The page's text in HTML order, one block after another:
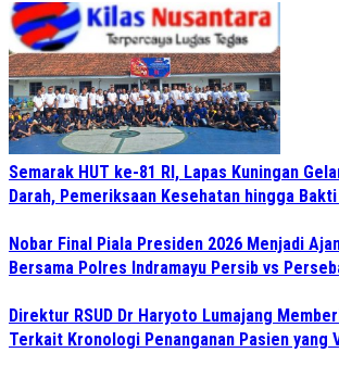
Semarak HUT ke-81 RI, Lapas Kuningan
Darah, Pemeriksaan Kesehatan hingga
Nobar Final Piala Presiden 2026 Menjadi
Bersama Polres Indramayu Persib vs
Direktur RSUD Dr Haryoto Lumajang
Terkait Kronologi Penanganan Pasien yang